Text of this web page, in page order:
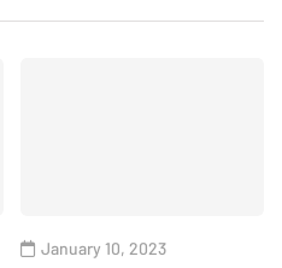
January 10, 2023